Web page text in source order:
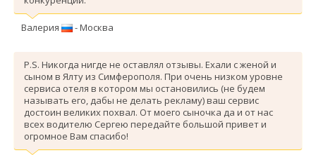
Валерия - Москва
P.S. Никогда нигде не оставлял отзывы. Ехали с женой и
сыном в Ялту из Симферополя. При очень низком уровне
сервиса отеля в котором мы остановились (не будем
называть его, дабы не делать рекламу) ваш сервис
достоин великих похвал. От моего сыночка да и от нас
всех водителю Сергею передайте большой привет и
огромное Вам спасибо!